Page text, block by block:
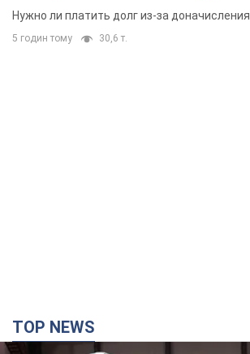
вынес неожиданное решение
Нужно ли платить долг из-за доначисления
5 годин тому 30,6 т.
TOP NEWS